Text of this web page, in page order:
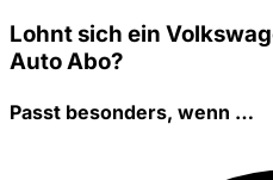
Lohnt sich ein
Auto Abo?
Passt besonders, wenn …